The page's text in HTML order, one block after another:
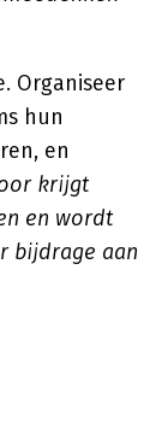
Organiseer
hun
en
krijgt
en wordt
bijdrage aan